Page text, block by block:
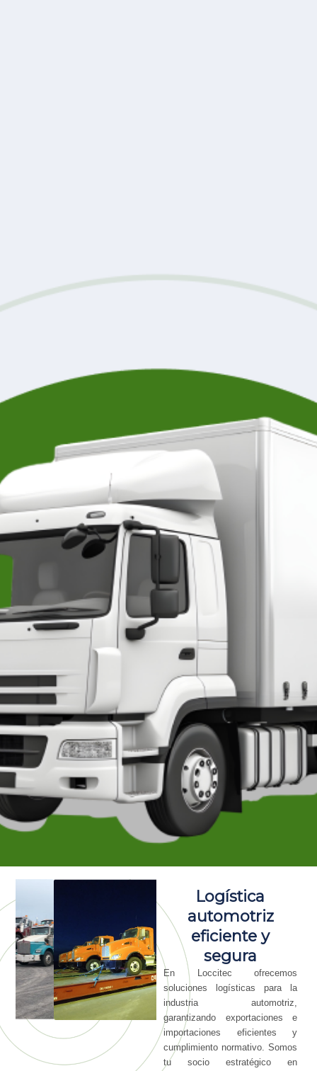
Logística
automotriz
eficiente y
segura
En Loccitec ofrecemos
soluciones logísticas para la
industria automotriz,
garantizando exportaciones e
importaciones eficientes y
cumplimiento normativo. Somos
tu socio estratégico en